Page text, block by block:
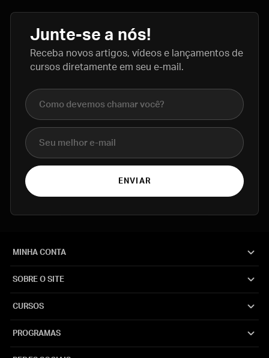
Junte-se a nós!
Receba novos artigos, vídeos e lançamentos de
cursos diretamente em seu e-mail.
Nome completo
E-mail
ENVIAR
MINHA CONTA
SOBRE O SITE
CURSOS
PROGRAMAS